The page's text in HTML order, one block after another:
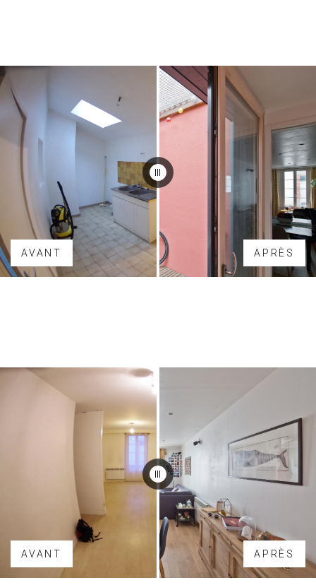
AVANT APRÈS
AVANT APRÈS